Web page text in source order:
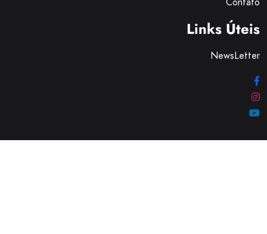
Links Úteis
NewsLetter